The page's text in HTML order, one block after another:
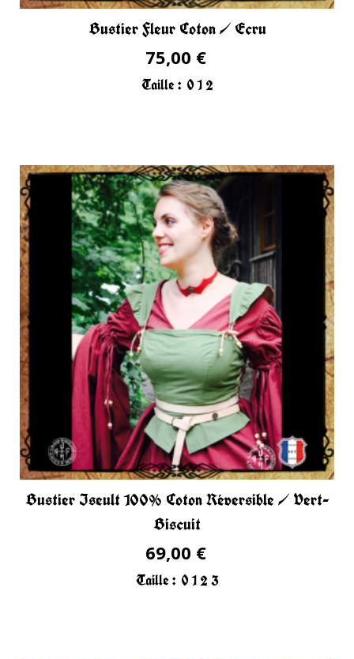
Bustier Fleur Coton / Ecru
75,00 €
Taille : 01 2
Bustier Iseult 100% Coton Réversible / Vert-
Biscuit
69,00 €
Taille : 01 2 3